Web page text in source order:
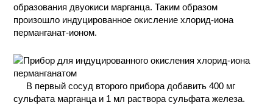
образования двуокиси марганца. Таким образом
произошло индуцированное окисление хлорид-иона
перманганат-ионом.
В первый сосуд второго прибора добавить 400 мг
сульфата марганца и 1 мл раствора сульфата железа.